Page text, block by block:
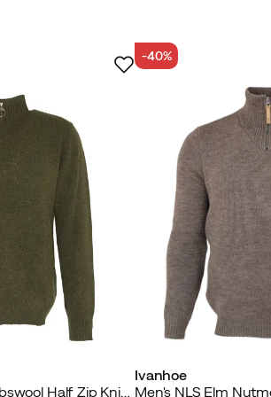
ostaja
Men's Essential Lambswool Half Zip Knitted Jumper Seaweed
Ivanhoe
Men's NLS Elm
-40%